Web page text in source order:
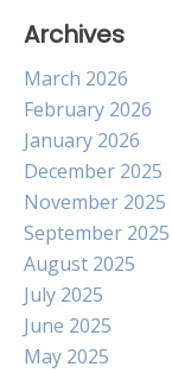
Archives
March 2026
February 2026
January 2026
December 2025
November 2025
September 2025
August 2025
July 2025
June 2025
May 2025